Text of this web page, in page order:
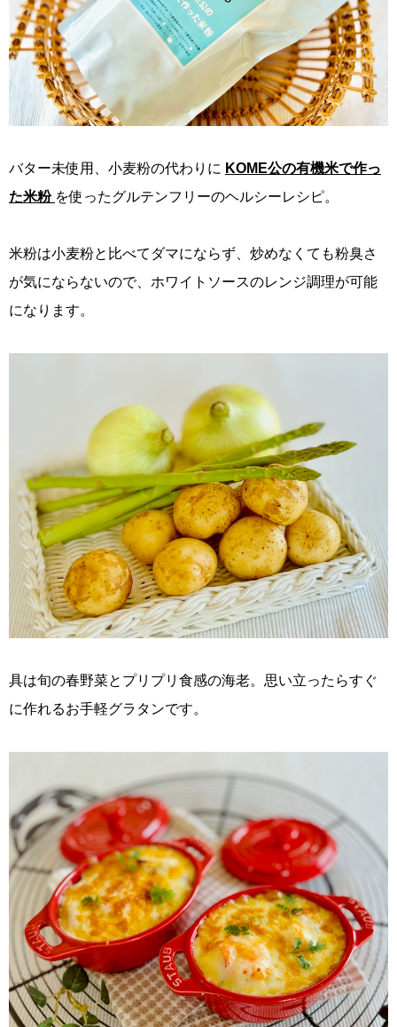
バター未使用、小麦粉の代わりに KOME公の有機米で作っ
た米粉 を使ったグルテンフリーのヘルシーレシピ。
米粉は小麦粉と比べてダマにならず、炒めなくても粉臭さ
が気にならないので、ホワイトソースのレンジ調理が可能
になります。
具は旬の春野菜とプリプリ食感の海老。思い立ったらすぐ
に作れるお手軽グラタンです。